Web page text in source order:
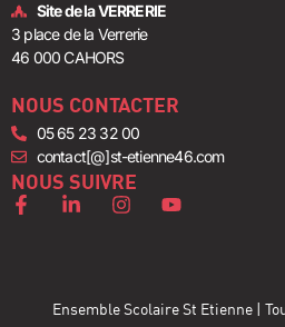
Site de la VERRERIE
3 place de la Verrerie
46 000 CAHORS
NOUS CONTACTER
05 65 23 32 00
contact[@]st-etienne46.com
NOUS SUIVRE
Ensemble Scolaire St Etienne |